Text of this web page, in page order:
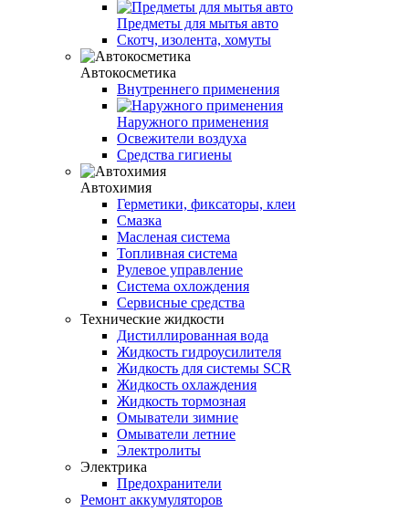
Предметы для мытья авто
Скотч, изолента, хомуты
Автокосметика
Внутреннего применения
Наружного применения
Освежители воздуха
Средства гигиены
Автохимия
Герметики, фиксаторы, клеи
Смазка
Масленая система
Топливная система
Рулевое управление
Система oхлождения
Сервисные средства
Технические жидкости
Дистиллированная вода
Жидкость гидроусилителя
Жидкость для системы SCR
Жидкость охлаждения
Жидкость тормозная
Омыватели зимние
Омыватели летние
Электролиты
Электрика
Предохранители
Ремонт аккумуляторов